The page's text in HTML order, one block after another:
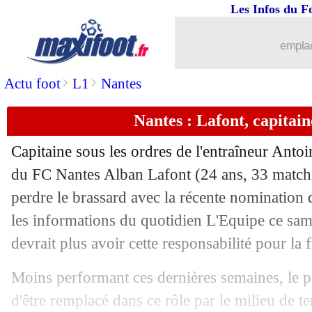
Actu foot> L1 > Nantes
Les Infos du
Nantes : Lafont,
Capitaine sous les ordres de l'entraîneur
du FC Nantes Alban Lafont (24 ans, 33
perdre le brassard avec la récente
les informations du quotidien L'Equipe ce
devrait plus avoir cette responsabilité pour la
Moins performant ces dernières semaines, le
d'être remplacé dans ce rôle par le milieu de
: Strasbourg-Nice, les compos
13/05 Nice: Potter également envisagé
13/05 Al-Hilal: Messi, le président reste
13/05 Naples : mercato, la grande annonce
13/05 Real: plusieurs cadres ménagés, dont
13/05 Barça: Busquets, l'hommage appuyé
OM : Payet pense bien à la retraite !